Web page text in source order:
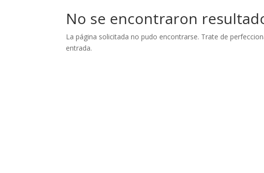
No se encontraron
La página solicitada no pudo encontrarse. Trate de
entrada.